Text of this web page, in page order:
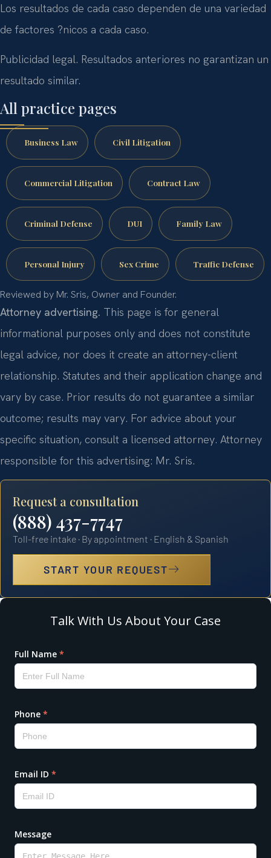
Los resultados de cada caso dependen de una variedad
de factores ?nicos a cada caso.
Publicidad legal. Resultados anteriores no garantizan un
resultado similar.
All practice pages
Business Law Civil Litigation
Commercial Litigation Contract Law
Criminal Defense DUI Family Law
Personal Injury Sex Crime Traffic Defense
Reviewed by Mr. Sris, Owner and Founder.
Attorney advertising. This page is for general
informational purposes only and does not constitute
legal advice, nor does it create an attorney-client
relationship. Statutes and their application change and
vary by case. Prior results do not guarantee a similar
outcome; results may vary. For advice about your
specific situation, consult a licensed attorney. Attorney
responsible for this advertising: Mr. Sris.
Request a consultation
(888) 437-7747
Toll-free intake · By appointment · English & Spanish
START YOUR REQUEST